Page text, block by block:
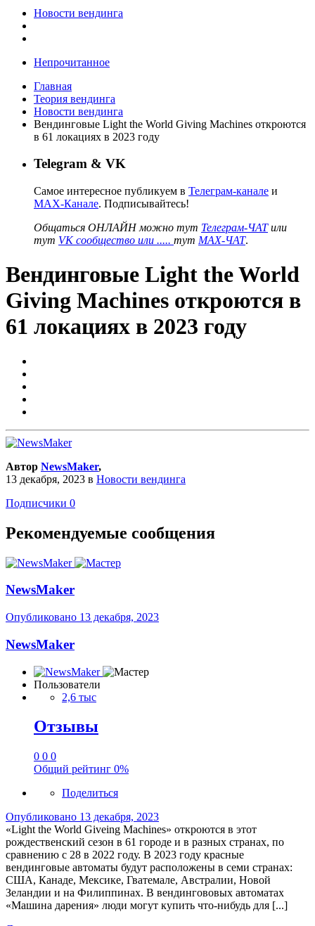
Новости вендинга
Непрочитанное
Главная
Теория вендинга
Новости вендинга
Вендинговые Light the World Giving Machines откроются
в 61 локациях в 2023 году
Telegram & VK
Самое интересное публикуем в Телеграм-канале и
MAX-Канале. Подписывайтесь!
Общаться ОНЛАЙН можно тут Телеграм-ЧАТили
тут VK сообщество или ..... тут MAX-ЧАТ.
Вендинговые Light the World
Giving Machines откроются в
61 локациях в 2023 году
Автор NewsMaker,
13 декабря, 2023 в Новости вендинга
Подписчики 0
Рекомендуемые сообщения
NewsMaker
Опубликовано 13 декабря, 2023
NewsMaker
Пользователи
2,6 тыс
Отзывы
0 0 0
Общий рейтинг 0%
Поделиться
Опубликовано 13 декабря, 2023
«Light the World Giveing ​​Machines» откроются в этот
рождественский сезон в 61 городе и в разных странах, по
сравнению с 28 в 2022 году. В 2023 году красные
вендинговые автоматы будут расположены в семи странах:
США, Канаде, Мексике, Гватемале, Австралии, Новой
Зеландии и на Филиппинах. В вендингововых автоматах
«Машина дарения» люди могут купить что-нибудь для [...]